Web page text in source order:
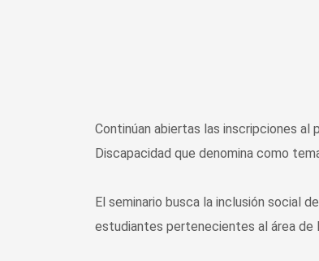
Continúan abiertas las inscripciones al
Discapacidad que denomina como
El seminario busca la inclusión social
estudiantes pertenecientes al área de